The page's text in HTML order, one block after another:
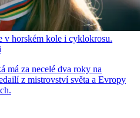
v horském kole i cyklokrosu.
má za necelé dva roky na
z mistrovství světa a Evropy